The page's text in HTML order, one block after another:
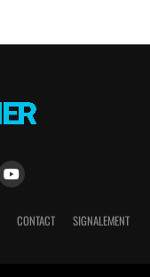
CONTACT SIGNALEMENT